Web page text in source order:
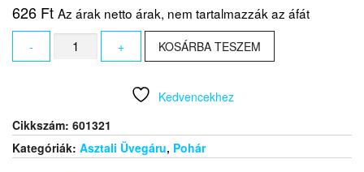
626 Ft Az árak netto árak, nem tartalmazzák az áfát
-
Grande-
sorolható
mennyiség
+ KOSÁRBA TESZEM
Kedvencekhez
Cikkszám: 601321
Kategóriák: Asztali Üvegáru, Pohár